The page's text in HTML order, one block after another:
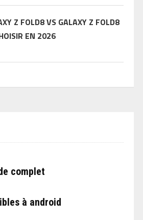
Z FOLD8 VS GALAXY Z FOLD8
EN 2026
complet
à android